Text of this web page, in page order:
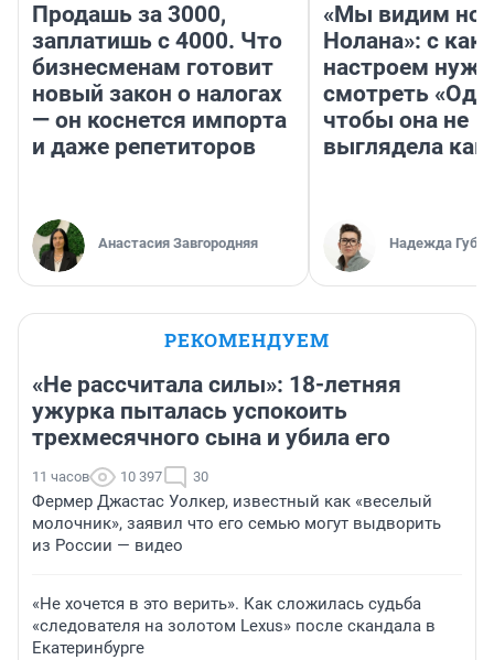
Продашь за 3000,
заплатишь с 4000. Что
бизнесменам готовит
новый закон о налогах
— он коснется импорта
и даже репетиторов
Анастасия Завгородняя
«Мы видим
Нолана»: с
настроем
смотреть
чтобы она не
выглядела как
Надежда
РЕКОМЕНДУЕМ
«Не рассчитала силы»: 18-летняя
ужурка пыталась успокоить
трехмесячного сына и убила его
11 часов 10 397 30
Фермер Джастас Уолкер, известный как «веселый
молочник», заявил что его семью могут выдворить
из России — видео
«Не хочется в это верить». Как сложилась судьба
«следователя на золотом Lexus» после скандала в
Екатеринбурге